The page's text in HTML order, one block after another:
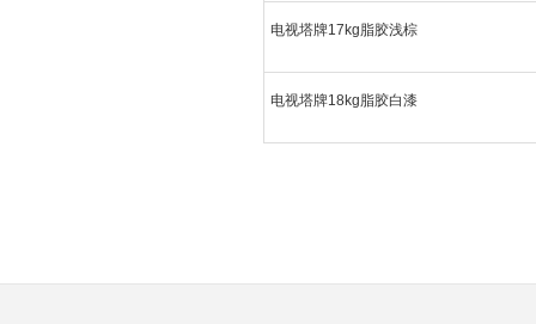
电视塔牌17kg脂胶浅棕
电视塔牌18kg脂胶白漆